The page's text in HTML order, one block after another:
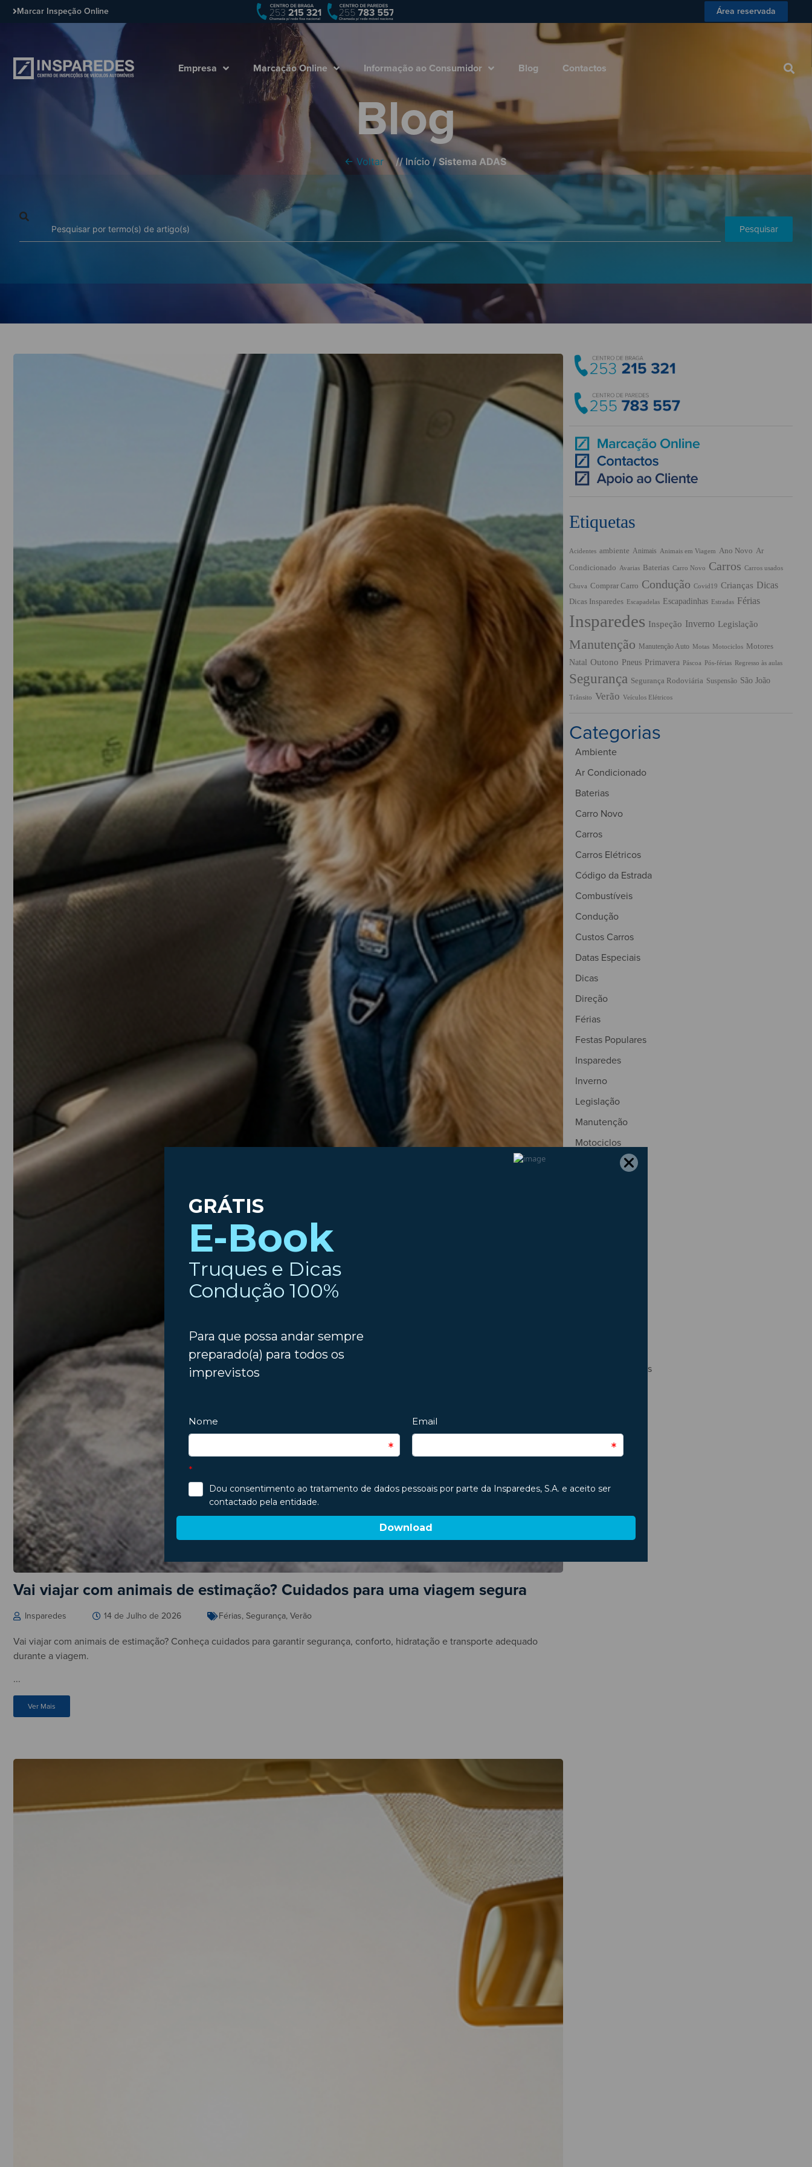
Marcar Inspeção Online Área reservada
Empresa Marcação Online Informação ao Consumidor Blog Contactos
Empresa Informação ao Consumidor
Blog
← Voltar // Início/Sistema ADAS
Pesquisar
Vai viajar com animais de estimação? Cuidados para uma viagem segura
Insparedes 14 de Julho de 2026 Férias, Segurança,Verão
Vai viajar com animais de estimação? Conheça cuidados para garantir segurança, conforto, hidratação e transporte adequado
durante a viagem.
...
Ver Mais
Etiquetas
Acidentes ambiente Animais Animais em Viagem Ano Novo Ar
Condicionado
Avarias Baterias Carro Novo Carros Carros usados
Chuva Comprar Carro Condução Covid19 Crianças Dicas
Dicas Insparedes Escapadelas Escapadinhas Estradas Férias
Insparedes Inspeção Inverno Legislação
Manutenção Manutenção Auto Motas Motociclos Motores
Natal Outono Pneus Primavera Páscoa Pós-férias Regresso às aulas
Segurança Segurança Rodoviária Suspensão São João
Trânsito Verão Veículos Elétricos
Categorias
Ambiente
Ar Condicionado
Baterias
Carro Novo
Carros
Carros Elétricos
Código da Estrada
Combustíveis
Condução
Custos Carros
Datas Especiais
Dicas
Direção
Férias
Festas Populares
Insparedes
Inverno
Legislação
Manutenção
Motociclos
Regresso às Aulas
Seguros